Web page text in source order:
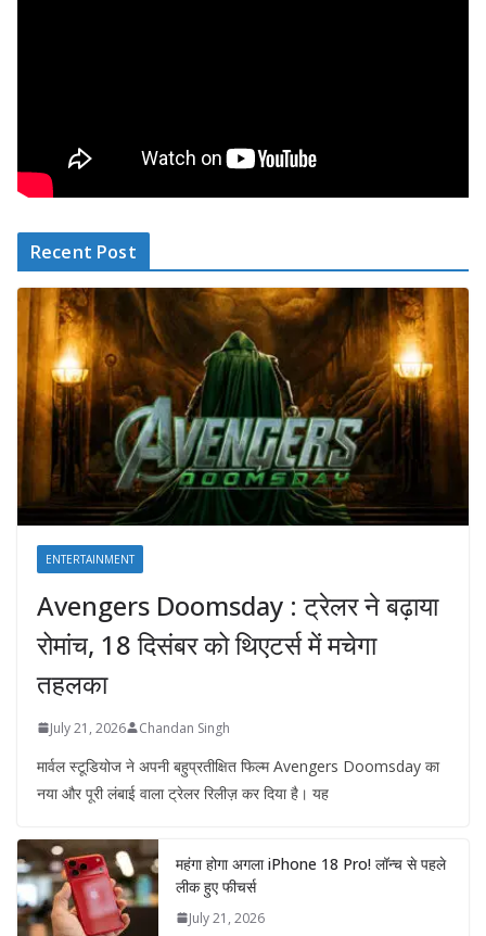
Recent Post
ENTERTAINMENT
Avengers Doomsday : ट्रेलर ने बढ़ाया
रोमांच, 18 दिसंबर को थिएटर्स में मचेगा
तहलका
July 21, 2026 Chandan Singh
मार्वल स्टूडियोज ने अपनी बहुप्रतीक्षित फिल्म Avengers Doomsday का
नया और पूरी लंबाई वाला ट्रेलर रिलीज़ कर दिया है। यह
महंगा होगा अगला iPhone 18 Pro! लॉन्च से पहले
लीक हुए फीचर्स
July 21, 2026